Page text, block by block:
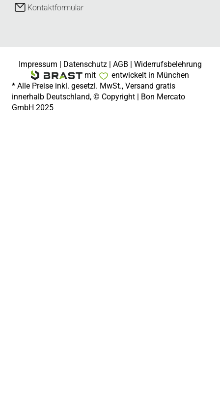
Kontaktformular
Impressum | Datenschutz| AGB | Widerrufsbelehrung
mit
entwickelt in München
* Alle Preise inkl. gesetzl. MwSt., Versand gratis
innerhalb Deutschland, © Copyright | Bon Mercato
GmbH 2025